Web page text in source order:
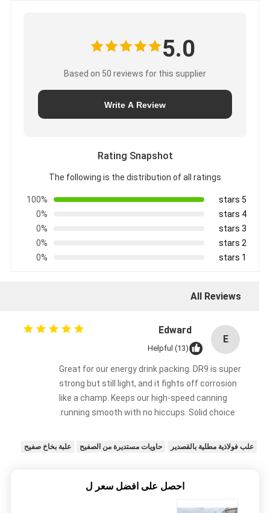
5.0
Based on 50 reviews for this supplier
Write A Review
Rating Snapshot
The following is the distribution of all ratings
5 stars
100%
4 stars
0%
3 stars
0%
2 stars
0%
1 stars
0%
All Reviews
E
Edward
Helpful (13)
Great for our energy drink packing. DR9 is super
strong but still light, and it fights off corrosion
like a champ. Keeps our high-speed canning
running smooth with no hiccups. Solid choice.
علب فولاذية مطلية بالقصدير حاويات مستديرة من الصفيح علبة بخاخ صفيح
احصل على افضل سعر ل